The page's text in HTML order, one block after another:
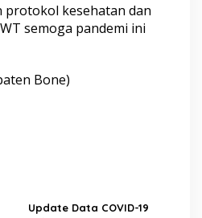
kesehatan dan
semoga pandemi ini
Bone)
Update Data COVID-19